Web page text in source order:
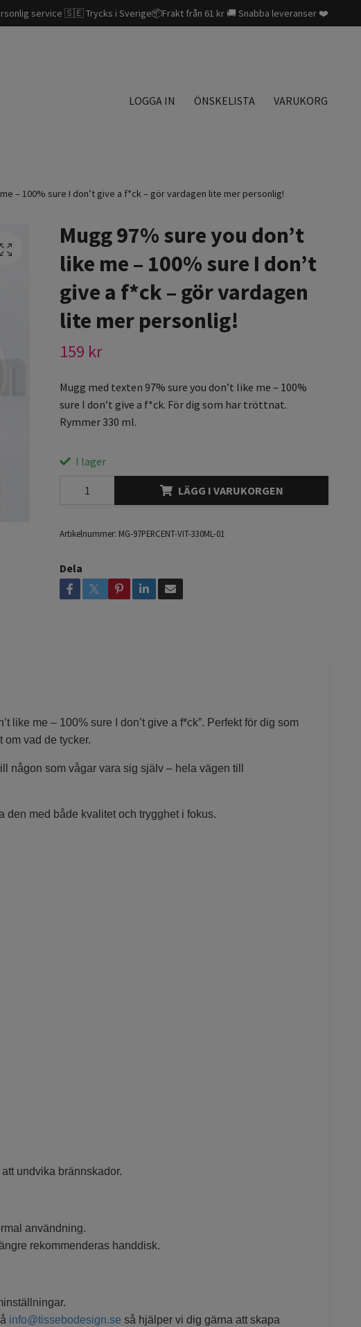
service 🇸🇪 Trycks i Sverige📦Frakt från 61 kr 🚚 Snabba leveranser ❤️
LOGGA IN ÖNSKELISTA VARUKORG
– 100% sure I don’t give a f*ck – gör vardagen lite mer personlig!
Mugg 97% sure you don’t
like me – 100% sure I don’t
give a f*ck – gör vardagen
lite mer personlig!
159 kr
Mugg med texten 97% sure you don’t like me – 100%
sure I don’t give a f*ck. För dig som har tröttnat.
Rymmer 330 ml.
I lager
LÄGG I VARUKORGEN
Artikelnummer: MG-97PERCENT-VIT-330ML-01
Dela
like me – 100% sure I don’t give a f*ck”. Perfekt för dig som
om vad de tycker.
någon som vågar vara sig själv – hela vägen till
med både kvalitet och trygghet i fokus.
undvika brännskador.
användning.
rekommenderas handdisk.
info@tissebodesign.se så hjälper vi dig gärna att skapa